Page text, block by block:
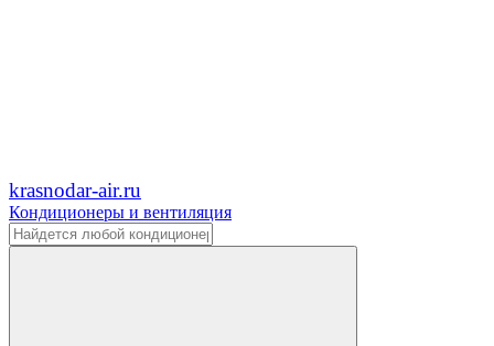
krasnodar-air.ru
Кондиционеры и вентиляция